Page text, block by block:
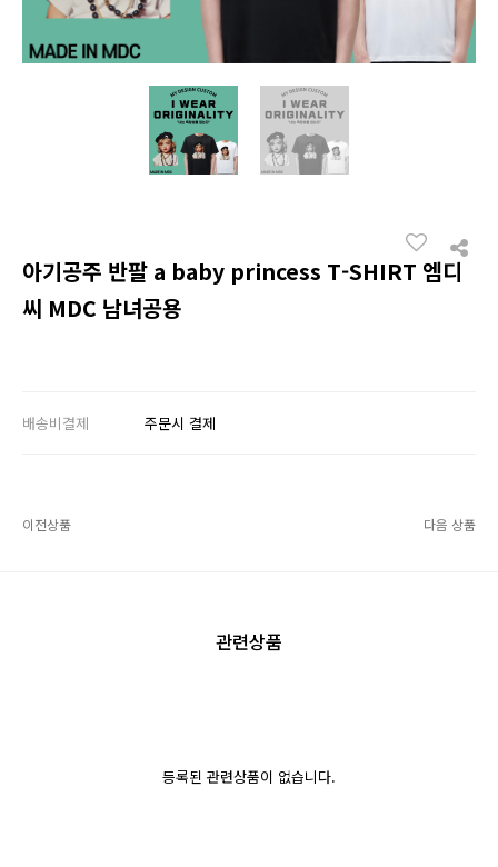
아기공주 반팔 a baby princess T-SHIRT 엠디
씨 MDC 남녀공용
배송비결제 주문시 결제
이전상품 다음 상품
관련상품
등록된 관련상품이 없습니다.